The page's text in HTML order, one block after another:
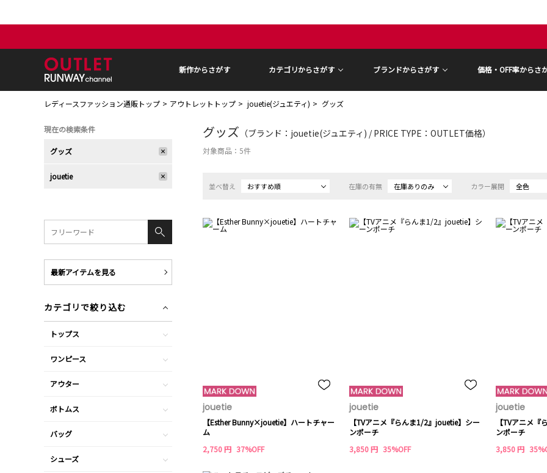
新作からさがす カテゴリからさがす ブランドからさがす 価格・OFF率からさ
レディースファッション通販トップ アウトレットトップ jouetie(ジュエティ) グッズ
グッズ （ブランド：jouetie(ジュエティ) / PRICE TYPE：OUTLET価格）
対象商品： 5件
並べ替え おすすめ順 在庫の有無 在庫ありのみ カラー展開 全色
jouetie
【Esther Bunny×jouetie】ハートチャー
ム
2,750 円 37%OFF
jouetie
【TVアニメ『らんま1/2』jouetie】シー
ンポーチ
3,850 円 35%OFF
jouetie
【TVアニメ
ンポーチ
3,850 円
現在の検索条件
グッズ
jouetie
最新アイテムを見る
カテゴリで絞り込む
トップス
ワンピース
アウター
ボトムス
バッグ
シューズ